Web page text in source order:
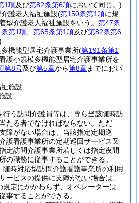
1項及び第82条第6項において同じ。)
護老人福祉施設(第150条第1項に規
型介護老人福祉施設をいう。 第47条
第1項 第65条第1項及び第82条第6
機能型居宅介護事業所(第191条第1
護小規模多機能型居宅介護事業所を
第8号及び第5章から第8章までにおい
施設
設
行う訪問介護員等は、専ら当該随時訪
たる者でなければならない。 ただ
障がない場合は、当該指定定期巡
護看護事業所の定期巡回サービス又
定訪問介護事業所若しくは指定夜間
の職務に従事することができる。
随時対応型訪問介護看護事業所の利用
ービスの提供に支障がない場合は、
規定にかかわらず、オペレーターは、
事することができる。